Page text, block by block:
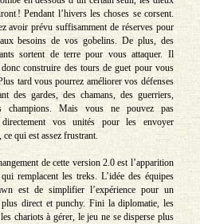
! Pendant l’hivers les choses se corsent.
avoir prévu suffisamment de réserves pour
besoins de vos gobelins. De plus, des
sortent de terre pour vous attaquer. Il
construire des tours de guet pour vous
tard vous pourrez améliorer vos défenses
des gardes, des chamans, des guerriers,
champions. Mais vous ne pouvez pas
directement vos unités pour les envoyer
ce qui est assez frustrant.
de cette version 2.0 est l’apparition
remplacent les treks. L’idée des équipes
est de simplifier l’expérience pour un
plus direct et punchy. Fini la diplomatie, les
chariots à gérer, le jeu ne se disperse plus